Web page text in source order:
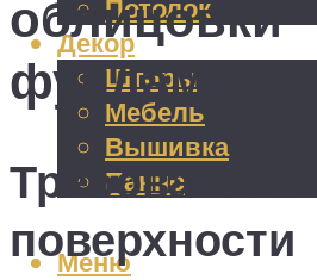
Потолок
Декор
Шторы
Мебель
Вышивка
Панно
Меню
облицовки
фундамента
Требования к
поверхности